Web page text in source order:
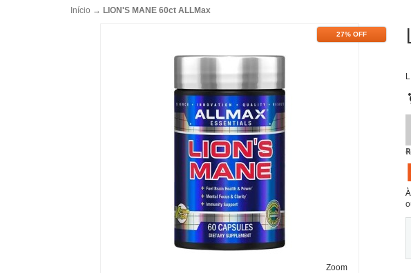
Início → LION'S MANE 60ct ALLMax
Zoom
27% OFF